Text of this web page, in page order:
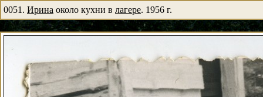
0051. Ирина около кухни в лагере. 1956 г.